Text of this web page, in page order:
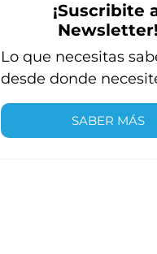
¡Suscribite
Newsletter!
Lo que necesitas
desde donde
SABER MÁS